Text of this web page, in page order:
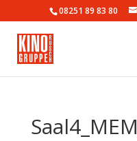
08251 89 83 80
Saal4_MEM